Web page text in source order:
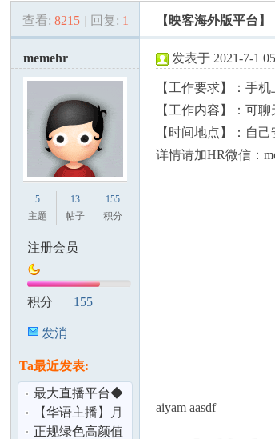
美
国
» › ›
查看: 8215 | 回复: 1 【映客海外版平台
memehr
5
主题
13
帖子
155
积分
注册会员
积分 155
发消
Ta最近发表:
最大直播平台◆
新主播有300美入
驻奖金◆免
【华语主播】月
底前送300美
正规绿色高颜值
发表于 2021-7-1
【工作要求】：手
【工作内容】：可
【时间地点】：自
详情请加HR微信：
aiyam aasdf